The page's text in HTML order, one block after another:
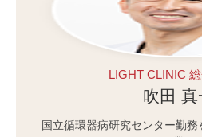
LIGHT CLINIC
吹田 真
国立循環器病研究センター勤